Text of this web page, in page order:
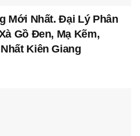
Mới Nhất. Đại Lý Phân
Gồ Đen, Mạ Kẽm,
Kiên Giang